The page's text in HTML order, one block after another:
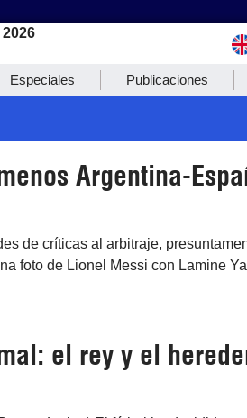
Especiales Publicaciones
Argentina-
de críticas al arbitraje,
foto de Lionel Messi con Lamine
el rey y el